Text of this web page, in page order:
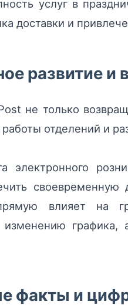
услуг в
доставки и
развитие и
не только
отделений и
электронного
своевременную
влияет на
изменению
факты и